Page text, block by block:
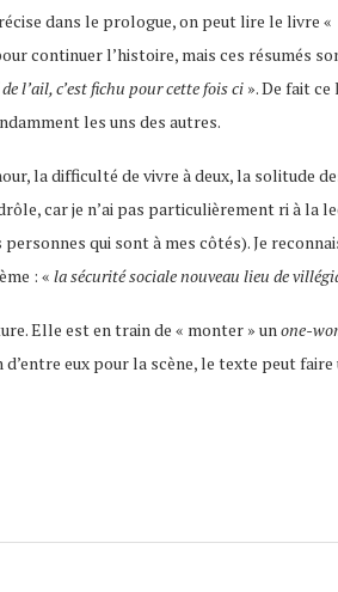
dans le prologue, on peut lire le livre «
continuer l’histoire, mais ces résumés
l’ail, c’est fichu pour cette fois ci ». De fait
les uns des autres.
la difficulté de vivre à deux, la solitude
car je n’ai pas particulièrement ri à la
qui sont à mes côtés). Je
: « la sécurité sociale nouveau lieu de
Elle est en train de « monter » unone-
eux pour la scène, le texte peut faire